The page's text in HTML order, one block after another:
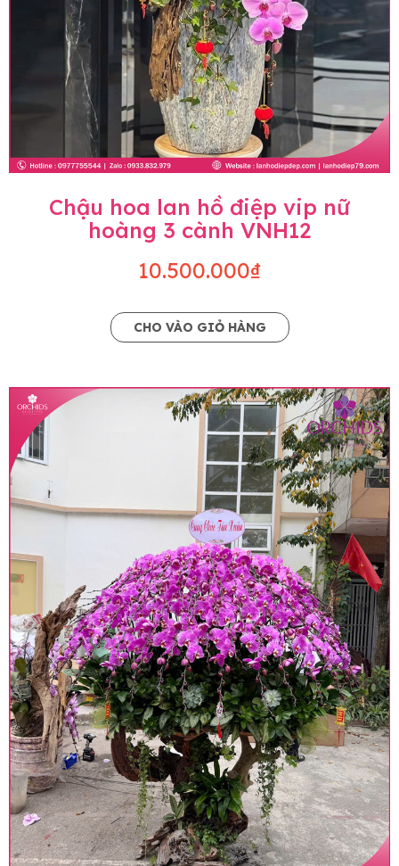
Chậu hoa lan hồ điệp vip nữ
hoàng 3 cành VNH12
10.500.000₫
CHO VÀO GIỎ HÀNG